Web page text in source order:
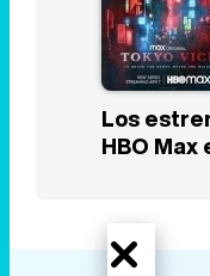
Los
HBO Max